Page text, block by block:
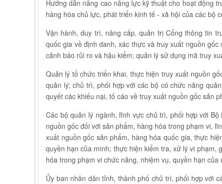
Hướng dẫn nâng cao năng lực kỹ thuật cho hoạt động
hàng hóa chủ lực, phát triển kinh tế - xã hội của các bộ
Vận hành, duy trì, nâng cấp, quản trị Cổng thông tin
quốc gia về định danh, xác thực và truy xuất nguồn
cảnh báo rủi ro và hậu kiểm; quản lý sử dụng mã truy
Quản lý tổ chức triển khai, thực hiện truy xuất nguồn
quản lý; chủ trì, phối hợp với các bộ có chức năng
quyết các khiếu nại, tố cáo về truy xuất nguồn gốc sản
Các bộ quản lý ngành, lĩnh vực chủ trì, phối hợp với
nguồn gốc đối với sản phẩm, hàng hóa trong phạm vi,
xuất nguồn gốc sản phẩm, hàng hóa quốc gia, thực
quyền hạn của mình; thực hiện kiểm tra, xử lý vi phạm,
hóa trong phạm vi chức năng, nhiệm vụ, quyền hạn của
Ủy ban nhân dân tỉnh, thành phố chủ trì, phối hợp với